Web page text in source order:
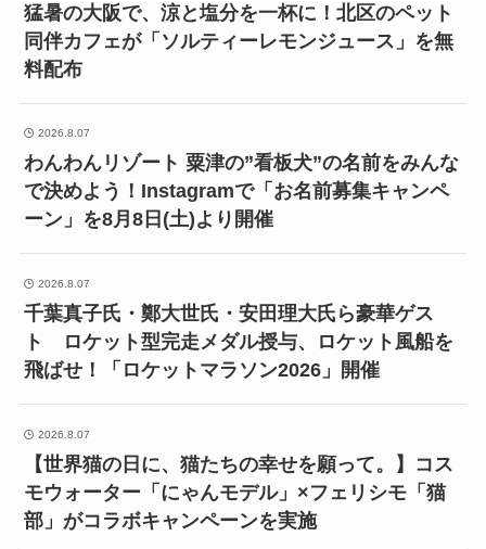
猛暑の大阪で、涼と塩分を一杯に！北区のペット
同伴カフェが「ソルティーレモンジュース」を無
料配布
2026.8.07
わんわんリゾート 粟津の”看板犬”の名前をみんな
で決めよう！Instagramで「お名前募集キャンペ
ーン」を8月8日(土)より開催
2026.8.07
千葉真子氏・鄭大世氏・安田理大氏ら豪華ゲス
ト ロケット型完走メダル授与、ロケット風船を
飛ばせ！「ロケットマラソン2026」開催
2026.8.07
【世界猫の日に、猫たちの幸せを願って。】コス
モウォーター「にゃんモデル」×フェリシモ「猫
部」がコラボキャンペーンを実施